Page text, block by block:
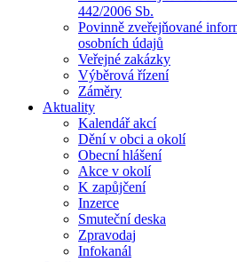
442/2006 Sb.
Povinně zveřejňované
osobních údajů
Veřejné zakázky
Výběrová řízení
Záměry
Aktuality
Kalendář akcí
Dění v obci a okolí
Obecní hlášení
Akce v okolí
K zapůjčení
Inzerce
Smuteční deska
Zpravodaj
Infokanál